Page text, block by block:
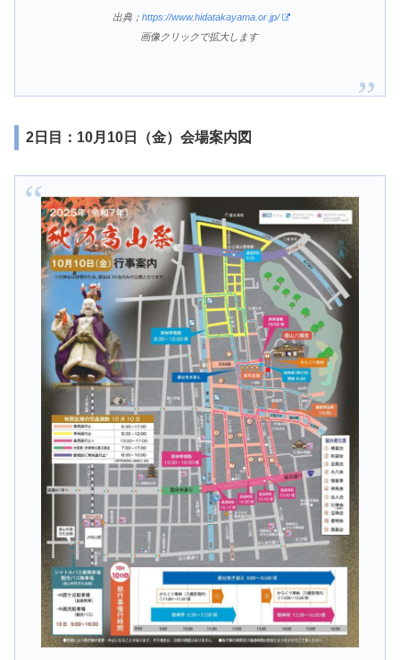
出典； https://www.hidatakayama.or.jp/
画像クリックで拡大します
2日目：10月10日（金）会場案内図